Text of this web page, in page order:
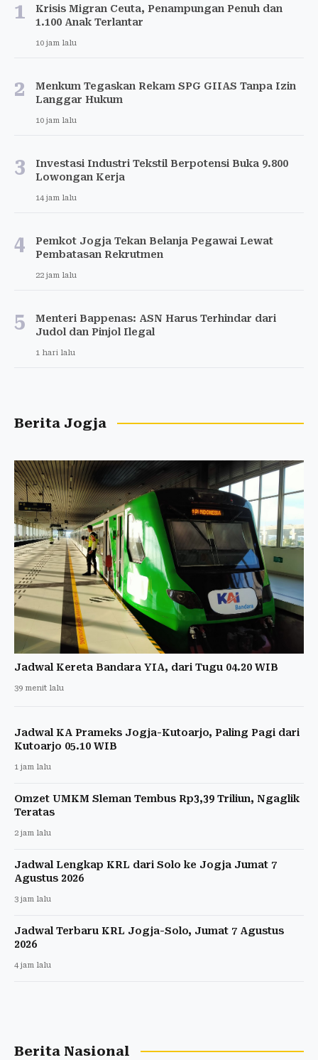
1
Krisis Migran Ceuta, Penampungan Penuh dan
1.100 Anak Terlantar
10 jam lalu
2
Menkum Tegaskan Rekam SPG GIIAS Tanpa Izin
Langgar Hukum
10 jam lalu
3
Investasi Industri Tekstil Berpotensi Buka 9.800
Lowongan Kerja
14 jam lalu
4
Pemkot Jogja Tekan Belanja Pegawai Lewat
Pembatasan Rekrutmen
22 jam lalu
5
Menteri Bappenas: ASN Harus Terhindar dari
Judol dan Pinjol Ilegal
1 hari lalu
Berita Jogja
Jadwal Kereta Bandara YIA, dari Tugu 04.20 WIB
39 menit lalu
Jadwal KA Prameks Jogja-Kutoarjo, Paling Pagi dari
Kutoarjo 05.10 WIB
1 jam lalu
Omzet UMKM Sleman Tembus Rp3,39 Triliun, Ngaglik
Teratas
2 jam lalu
Jadwal Lengkap KRL dari Solo ke Jogja Jumat 7
Agustus 2026
3 jam lalu
Jadwal Terbaru KRL Jogja-Solo, Jumat 7 Agustus
2026
4 jam lalu
Berita Nasional